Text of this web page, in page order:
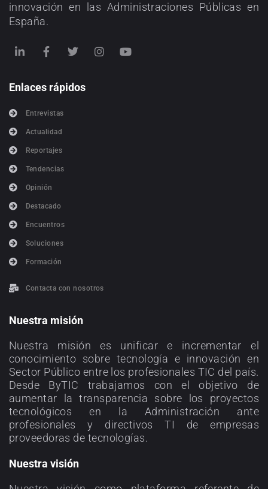
innovación en las Administraciones Públicas en
España.
Enlaces rápidos
Entrevistas
Actualidad
Reportajes
Tendencias
Opinión
Destacado
Encuentros
Soluciones
Formación
Contacta con nosotros
Nuestra misión
Nuestra misión es unificar e incrementar el
conocimiento sobre tecnología e innovación en
Sector Público entre los profesionales TIC del país.
Desde ByTIC trabajamos con el objetivo de
aumentar la transparencia sobre los proyectos
tecnológicos en la Administración ante
profesionales y directivos TI de empresas
proveedoras de tecnologías.
Nuestra visión